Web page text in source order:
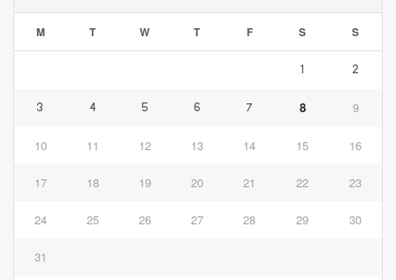
M T W T F S S
1 2
3 4 5 6 7 8 9
10 11 12 13 14 15 16
17 18 19 20 21 22 23
24 25 26 27 28 29 30
31